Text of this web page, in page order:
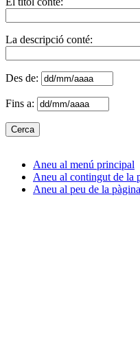
La descripció conté:
Des de:
Fins a:
Aneu al menú principal
Aneu al contingut de la
Aneu al peu de la pàgina